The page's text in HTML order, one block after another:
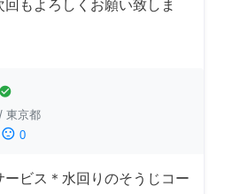
もよろしくお願い致しま
check_circle
/ 東京都
sentiment_dissatisfied 0
ービス＊水回りのそうじコー